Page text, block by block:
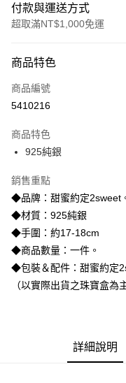
付款與運送方式
超取滿NT$1,000免運
信用卡一次付款
信用卡分期付款
合作金庫商業銀行
華南商業銀行
國泰世華商業銀行
臺灣中小企業銀行
匯豐（台灣）商業銀行
聯邦商業銀行
元大商業銀行
台新國際商業銀行
台灣樂天信用卡公司
6 期 0 利率 每期
華南商業銀行
上海商業儲蓄銀行
國泰世華商業銀行
臺灣中小企業銀行
匯豐（台灣）商業銀行
聯邦商業銀行
元大商業銀行
玉山商業銀行
LINE Pay
Apple Pay
街口支付
悠遊付
商品特色
商品編號
5410216
商品特色
925純銀
銷售重點
◆品牌：甜蜜約定2sweet
◆材質：925純銀
◆手圍：約17-18cm
◆商品數量：一件。
◆包裝＆配件：甜蜜約定
（以實際出貨之珠寶盒為
詳細說明